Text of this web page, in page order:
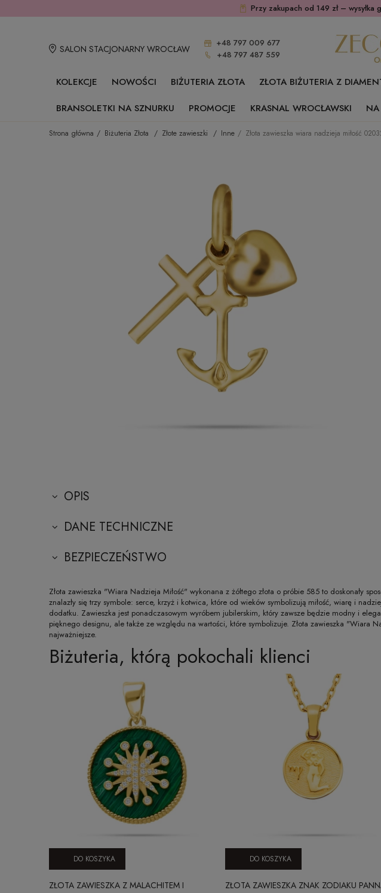
Przy zakupach od 149 zł – wysyłka
SALON STACJONARNY WROCŁAW
+48 797 009 677
+48 797 487 559
KOLEKCJE NOWOŚCI BIŻUTERIA ZŁOTA ZŁOTA BIŻUTERIA Z
BRANSOLETKI NA SZNURKU
PROMOCJE KRASNAL WROCŁAWSKI NA
Strona główna Biżuteria Złota Złote zawieszki Inne Złota zawieszka wiara nadzieja miłość
OPIS
DANE TECHNICZNE
BEZPIECZEŃSTWO
Złota zawieszka "Wiara Nadzieja Miłość" wykonana z żółtego złota o próbie 585 to doskonały
znalazły się trzy symbole: serce, krzyż i kotwica, które od wieków symbolizują miłość, wiarę i
dodatku. Zawieszka jest ponadczasowym wyróbem jubilerskim, który zawsze będzie modny i
pięknego designu, ale także ze względu na wartości, które symbolizuje. Złota zawieszka "Wiara
najważniejsze.
Biżuteria, którą pokochali klienci
ZŁOTA ZAWIESZKA Z MALACHITEM I
DO KOSZYKA
ZŁOTA ZAWIESZKA ZNAK ZODIAKU
DO KOSZYKA